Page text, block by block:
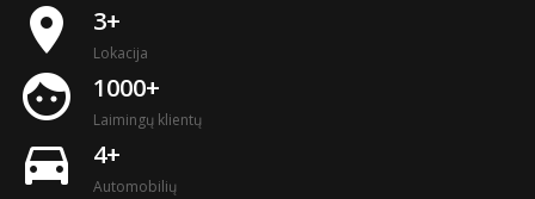
place 3+
Lokacija
face 1000+
Laimingų klientų
directions_car 4+
Automobilių